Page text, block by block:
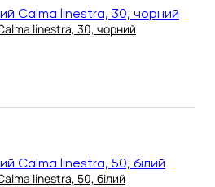
linestra, 30, чорний
linestra, 50, білий